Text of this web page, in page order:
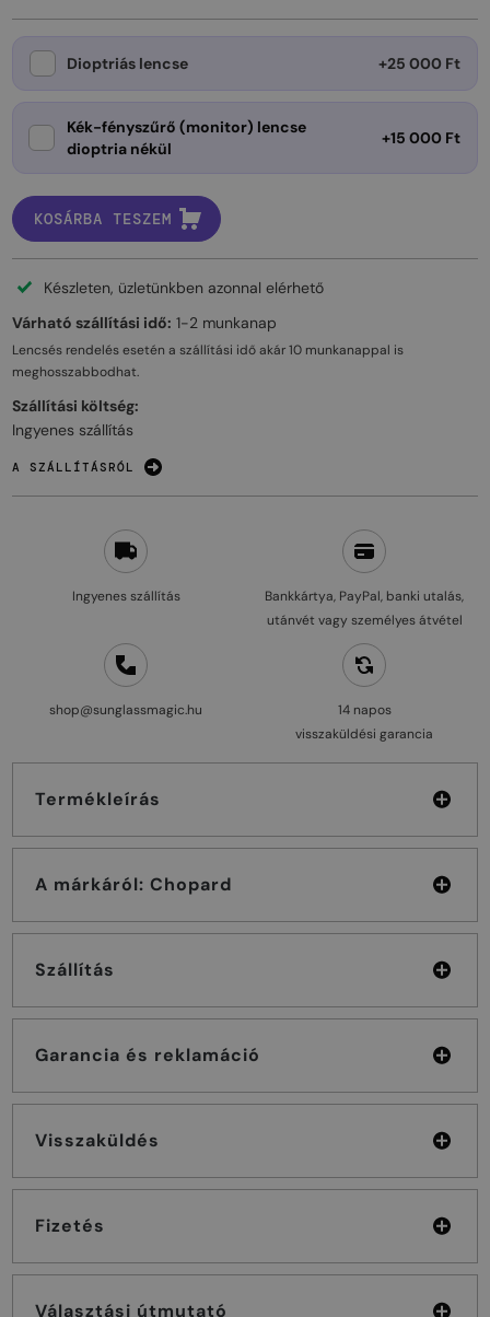
Ingyenes szállítás
Bankkártya, PayPal, banki utalás,
utánvét vagy személyes átvétel
shop@sunglassmagic.hu
14 napos
visszaküldési garancia
Termékleírás
A márkáról: Chopard
Szállítás
Garancia és reklamáció
Visszaküldés
Fizetés
Választási útmutató
Dioptriás lencse +25 000 Ft
Kék-fényszűrő (monitor) lencse
dioptria nékül
+15 000 Ft
KOSÁRBA TESZEM
Készleten, üzletünkben azonnal elérhető
Várható szállítási idő: 1-2 munkanap
Lencsés rendelés esetén a szállítási idő akár10 munkanappal is
meghosszabbodhat.
Szállítási költség:
Ingyenes szállítás
A SZÁLLÍTÁSRÓL